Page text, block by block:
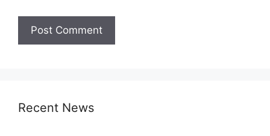
Recent News